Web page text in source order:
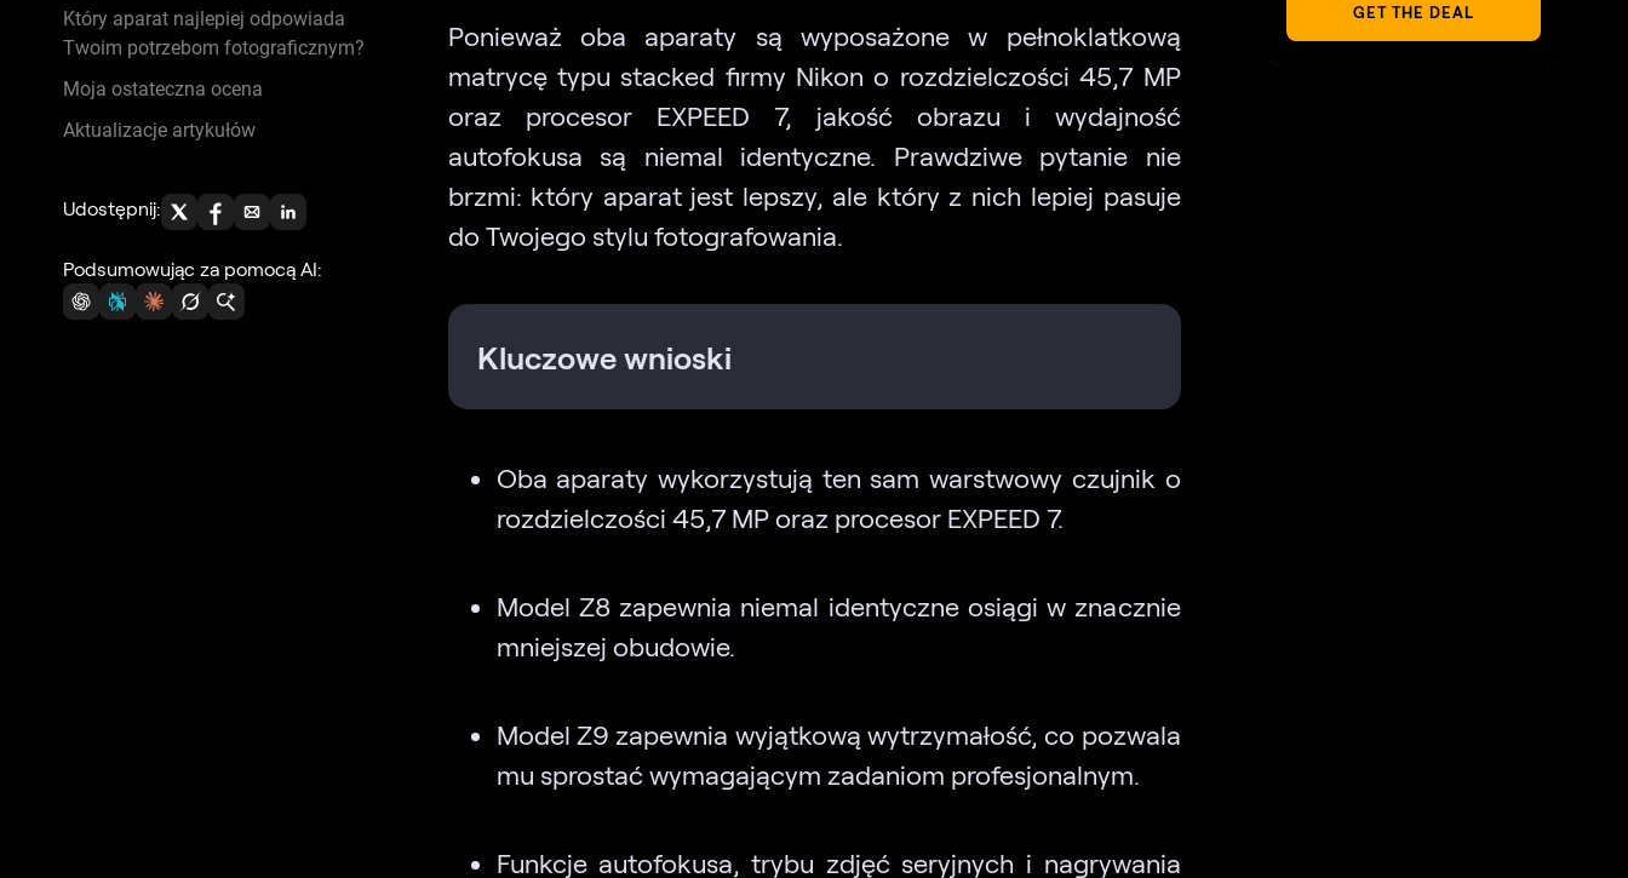
Który aparat najlepiej odpowiada
Twoim potrzebom fotograficznym?
Moja ostateczna ocena
Aktualizacje artykułów
Udostępnij:
Podsumowując za pomocą AI:
Ponieważ oba aparaty są wyposażone w pełnoklatkową
matrycę typu stacked firmy Nikon o rozdzielczości 45,7 MP
oraz procesor EXPEED 7, jakość obrazu i wydajność
autofokusa są niemal identyczne. Prawdziwe pytanie nie
brzmi: który aparat jest lepszy, ale który z nich lepiej pasuje
do Twojego stylu fotografowania.
Kluczowe wnioski
Oba aparaty wykorzystują ten sam warstwowy czujnik o
rozdzielczości 45,7 MP oraz procesor EXPEED 7.
Model Z8 zapewnia niemal identyczne osiągi w znacznie
mniejszej obudowie.
Model Z9 zapewnia wyjątkową wytrzymałość, co pozwala
mu sprostać wymagającym zadaniom profesjonalnym.
Funkcje autofokusa, trybu zdjęć seryjnych i nagrywania
GET THE DEAL